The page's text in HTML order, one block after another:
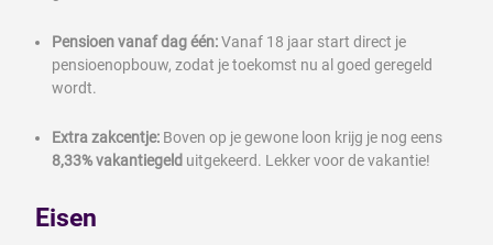
Pensioen vanaf dag één:Vanaf 18 jaar start direct je
pensioenopbouw, zodat je toekomst nu al goed geregeld
wordt.
Extra zakcentje: Boven op je gewone loon krijg je nog eens
8,33% vakantiegeld uitgekeerd. Lekker voor de vakantie!
Eisen